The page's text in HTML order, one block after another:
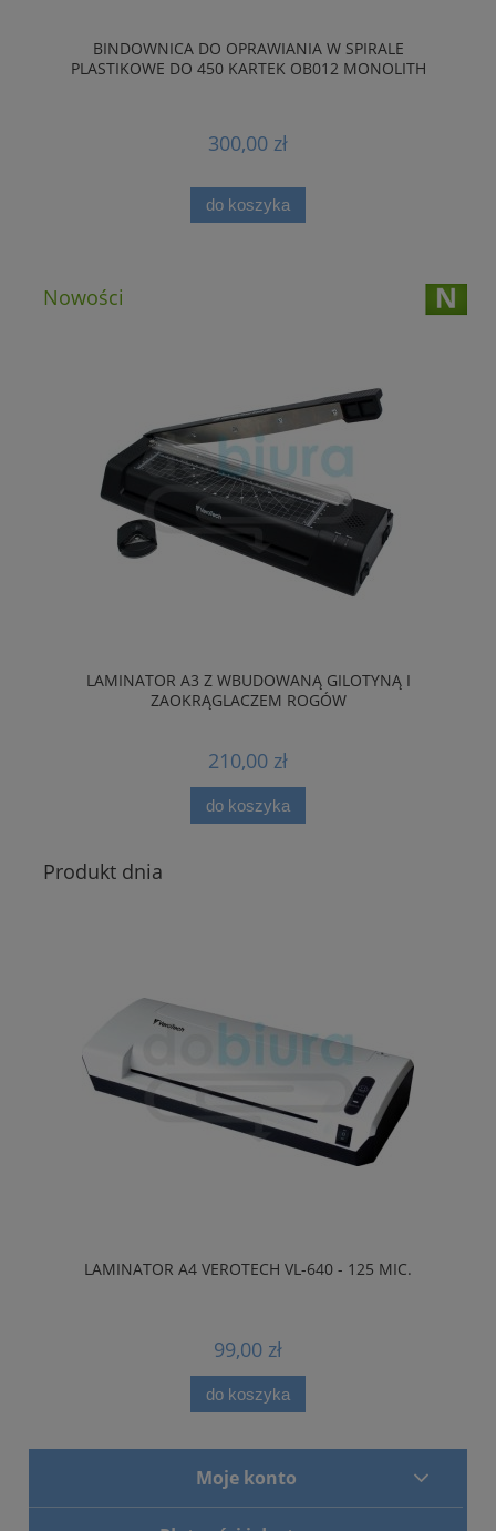
BINDOWNICA DO OPRAWIANIA W SPIRALE
PLASTIKOWE DO 450 KARTEK OB012 MONOLITH
300,00 zł
do koszyka
Nowości
LAMINATOR A3 Z WBUDOWANĄ GILOTYNĄ I
ZAOKRĄGLACZEM ROGÓW
210,00 zł
do koszyka
Produkt dnia
LAMINATOR A4 VEROTECH VL-640 - 125 MIC.
99,00 zł
do koszyka
Moje konto